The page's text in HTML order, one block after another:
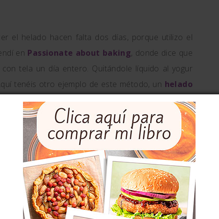
el helado hacen falta dos días, porque utilizo el
en Passionate about baking, donde dice que
tela un día entero. Quitándole líquido al yogur
tenéis otro ejemplo de este método, un helado